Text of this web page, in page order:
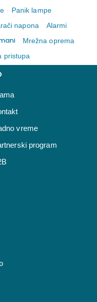
Panik lampe
napona
Alarmi
Mrežna oprema
pristupa
vreme
program